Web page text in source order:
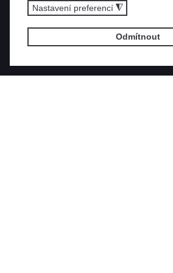
Nastavení preferencí ◮
Odmítnout